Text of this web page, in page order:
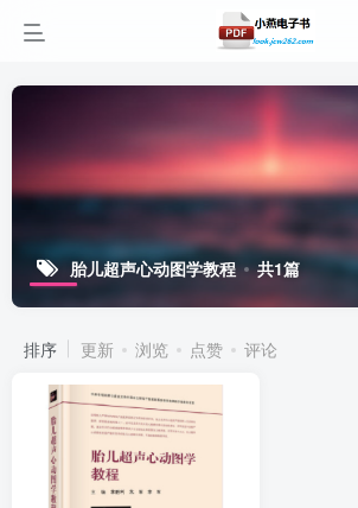
胎儿超声心动图学教程 共1篇
排序 更新 浏览 点赞 评论